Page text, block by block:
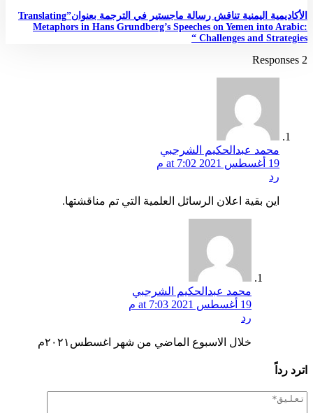
الأكاديمية اليمنية تناقش رسالة ماجستير في الترجمة بعنوان”Translating
Metaphors in Hans Grundberg’s Speeches on Yemen into Arabic:
Challenges and Strategies “
2 Responses
محمد عبدالحكيم الشرجبي
19 أغسطس 2021 at 7:02 م
رد
اين بقية اعلان الرسائل العلمية التي تم مناقشتها.
محمد عبدالحكيم الشرجبي
19 أغسطس 2021 at 7:03 م
رد
خلال الاسبوع الماضي من شهر اغسطس٢٠٢١م
اترد رداً